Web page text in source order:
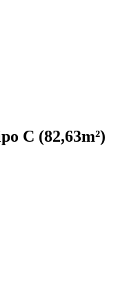
C (82,63m²)